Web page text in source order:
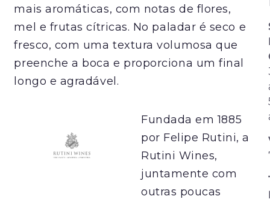
mais aromáticas, com notas de flores,
mel e frutas cítricas. No paladar é seco e
fresco, com uma textura volumosa que
preenche a boca e proporciona um final
longo e agradável.
Fundada em 1885
por Felipe Rutini, a
Rutini Wines,
juntamente com
outras poucas